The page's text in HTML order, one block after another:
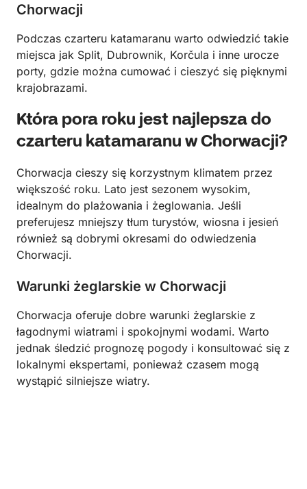
Chorwacji
Podczas czarteru katamaranu warto odwiedzić takie
miejsca jak Split, Dubrownik, Korčula i inne urocze
porty, gdzie można cumować i cieszyć się pięknymi
krajobrazami.
Która pora roku jest najlepsza do
czarteru katamaranu w Chorwacji?
Chorwacja cieszy się korzystnym klimatem przez
większość roku. Lato jest sezonem wysokim,
idealnym do plażowania i żeglowania. Jeśli
preferujesz mniejszy tłum turystów, wiosna i jesień
również są dobrymi okresami do odwiedzenia
Chorwacji.
Warunki żeglarskie w Chorwacji
Chorwacja oferuje dobre warunki żeglarskie z
łagodnymi wiatrami i spokojnymi wodami. Warto
jednak śledzić prognozę pogody i konsultować się z
lokalnymi ekspertami, ponieważ czasem mogą
wystąpić silniejsze wiatry.